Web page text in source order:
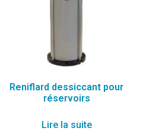
Reniflard dessiccant pour
réservoirs
Lire la suite